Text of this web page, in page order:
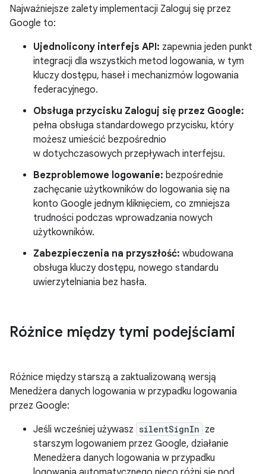
Najważniejsze zalety implementacji Zaloguj się przez
Google to:
Ujednolicony interfejs API: zapewnia jeden punkt
integracji dla wszystkich metod logowania, w tym
kluczy dostępu, haseł i mechanizmów logowania
federacyjnego.
Obsługa przycisku Zaloguj się przez Google:
pełna obsługa standardowego przycisku, który
możesz umieścić bezpośrednio
w dotychczasowych przepływach interfejsu.
Bezproblemowe logowanie: bezpośrednie
zachęcanie użytkowników do logowania się na
konto Google jednym kliknięciem, co zmniejsza
trudności podczas wprowadzania nowych
użytkowników.
Zabezpieczenia na przyszłość: wbudowana
obsługa kluczy dostępu, nowego standardu
uwierzytelniania bez hasła.
Różnice między tymi podejściami
Różnice między starszą a zaktualizowaną wersją
Menedżera danych logowania w przypadku logowania
przez Google:
Jeśli wcześniej używasz silentSignIn ze
starszym logowaniem przez Google, działanie
Menedżera danych logowania w przypadku